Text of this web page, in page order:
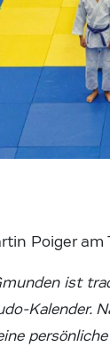
Poiger am
ist
Kalender.